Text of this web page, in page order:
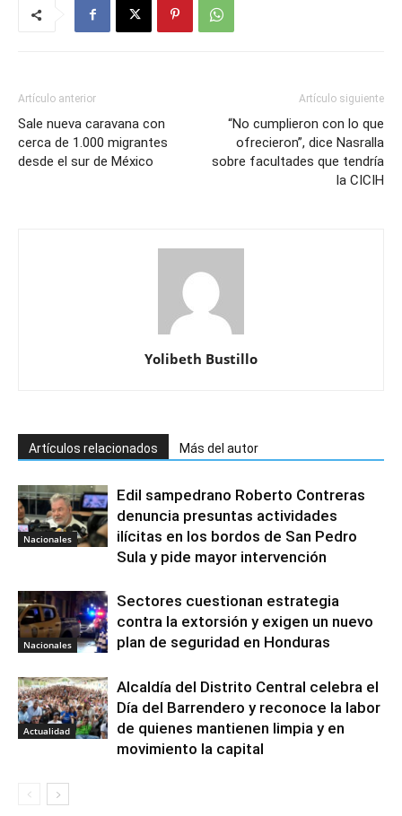
Artículo anterior
Sale nueva caravana con
cerca de 1.000 migrantes
desde el sur de México
Artículo siguiente
“No cumplieron con lo que
ofrecieron”, dice Nasralla
sobre facultades que tendría
la CICIH
Yolibeth Bustillo
Artículos relacionados Más del autor
Nacionales
Edil sampedrano Roberto Contreras
denuncia presuntas actividades
ilícitas en los bordos de San Pedro
Sula y pide mayor intervención
Nacionales
Sectores cuestionan estrategia
contra la extorsión y exigen un nuevo
plan de seguridad en Honduras
Actualidad
Alcaldía del Distrito Central celebra el
Día del Barrendero y reconoce la labor
de quienes mantienen limpia y en
movimiento la capital